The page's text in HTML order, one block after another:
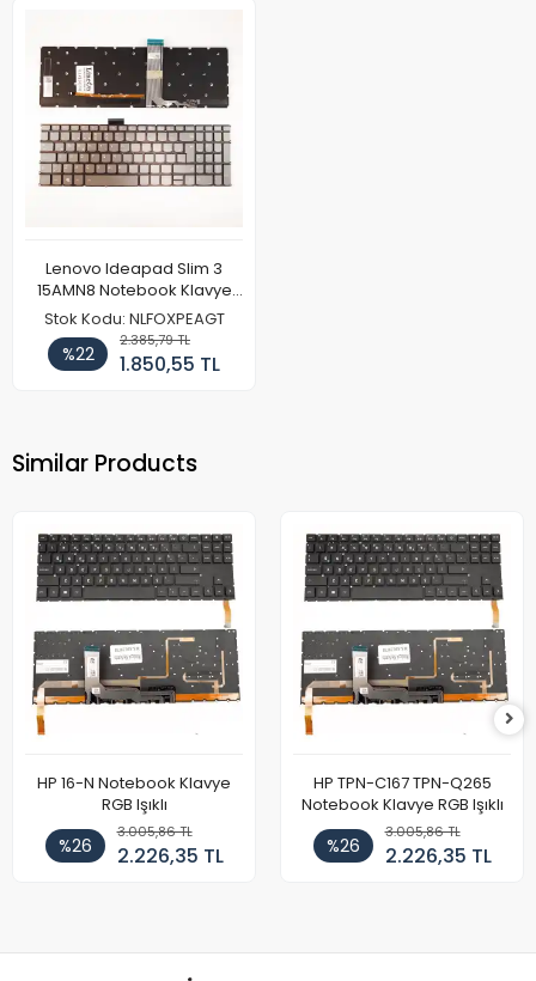
Lenovo Ideapad Slim 3
15AMN8 Notebook Klavye
Işıklı
Stok Kodu: NLFOXPEAGT
%22
2.385,79 TL
1.850,55 TL
Similar Products
HP 16-N Notebook Klavye
RGB Işıklı
%26
3.005,86 TL
2.226,35 TL
HP TPN-C167 TPN-Q265
Notebook Klavye RGB Işıklı
%26
3.005,86 TL
2.226,35 TL